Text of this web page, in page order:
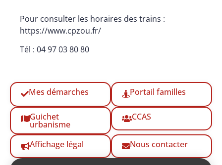
Pour consulter les horaires des trains :
https://www.cpzou.fr/
Tél : 04 97 03 80 80
Mes démarches Portail familles
Guichet
urbanisme
CCAS
Affichage légal Nous contacter